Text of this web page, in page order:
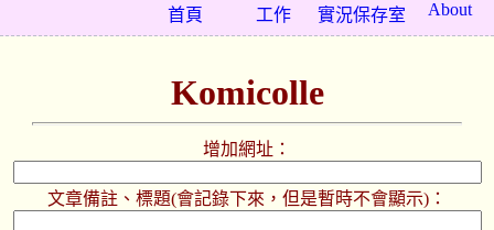
About
實況保存室
工作
首頁
Komicolle
增加網址：
文章備註、標題(會記錄下來，但是暫時不會顯示)：